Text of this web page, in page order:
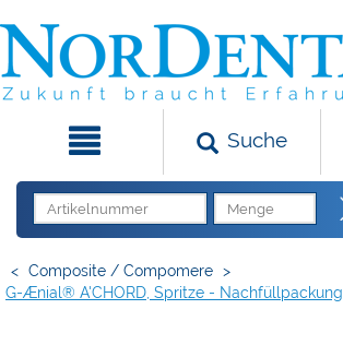
Suche
< Composite / Compomere >
G-Ænial® A'CHORD, Spritze - Nachfüllpackung